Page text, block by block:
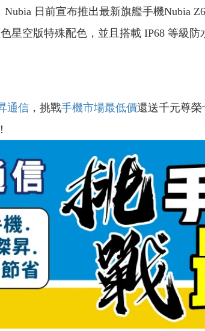
日前宣布推出最新旗艦手機Nubia
星空版特殊配色，並且搭載 IP68 等級
通信 ，挑戰手機市場最低價還送千元尊榮